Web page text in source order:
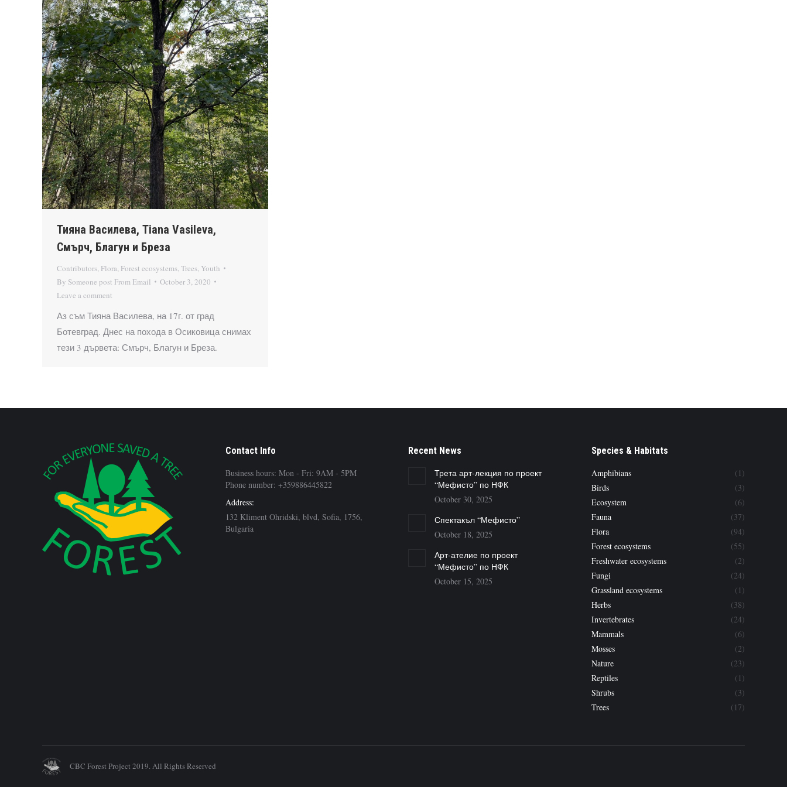
Тияна Василева, Tiana Vasileva,
Смърч, Благун и Бреза
Contributors, Flora, Forest ecosystems,Trees, Youth
By Someone post From Email
October 3, 2020
Leave a comment
Аз съм Тияна Василева, на 17г. от град
Ботевград. Днес на похода в Осиковица снимах
тези 3 дървета: Смърч, Благун и Бреза.
Contact Info
Business hours: Mon - Fri: 9AM - 5PM
Phone number: +359886445822
Address:
132 Kliment Ohridski, blvd, Sofia, 1756,
Bulgaria
Recent News
Трета арт-лекция по проект
“Мефисто” по НФК
October 30, 2025
Спектакъл “Мефисто”
October 18, 2025
Арт-ателие по проект
“Мефисто” по НФК
October 15, 2025
Species & Habitats
Amphibians
(1)
Birds
(3)
Ecosystem
(6)
Fauna
(37)
Flora
(94)
Forest ecosystems
(55)
Freshwater ecosystems
(2)
Fungi
(24)
Grassland ecosystems
(1)
Herbs
(38)
Invertebrates
(24)
Mammals
(6)
Mosses
(2)
Nature
(23)
Reptiles
(1)
Shrubs
(3)
Trees
(17)
CBC Forest Project 2019. All Rights Reserved